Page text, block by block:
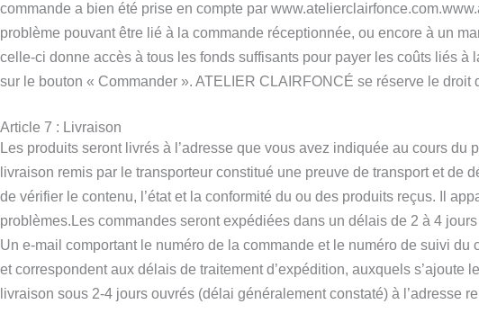
commande a bien été prise en compte par
problème pouvant être lié à la commande réceptionnée, ou encore à un
celle-ci donne accès à tous les fonds suffisants pour payer les coûts liés
sur le bouton « Commander ». ATELIER CLAIRFONCÉ se réserve le
Article 7 : Livraison
Les produits seront livrés à l’adresse que vous avez indiquée au cours
livraison remis par le transporteur constitué une preuve de transport et
de vérifier le contenu, l’état et la conformité du ou des produits reçus. Il
problèmes.Les commandes seront expédiées dans un délais de 2 à 4
Un e-mail comportant le numéro de la commande et le numéro de suivi
et correspondent aux délais de traitement d’expédition, auxquels
livraison sous 2-4 jours ouvrés (délai généralement constaté) à l’adresse